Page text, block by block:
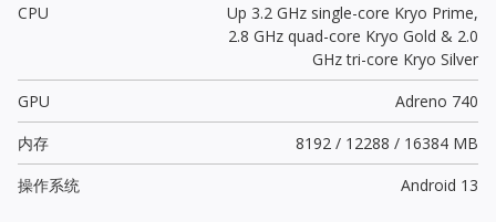
CPU
Up 3.2 GHz single-core Kryo Prime,
2.8 GHz quad-core Kryo Gold & 2.0
GHz tri-core Kryo Silver
GPU
Adreno 740
内存
8192 / 12288 / 16384 MB
操作系统
Android 13